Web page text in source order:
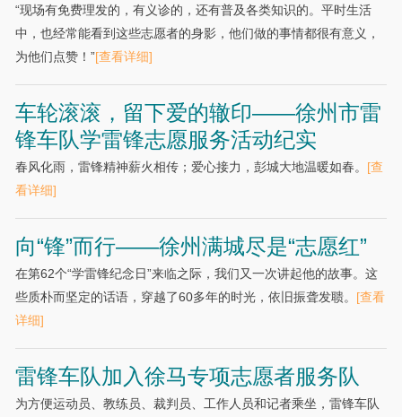
“现场有免费理发的，有义诊的，还有普及各类知识的。平时生活
中，也经常能看到这些志愿者的身影，他们做的事情都很有意义，
为他们点赞！”[查看详细]
车轮滚滚，留下爱的辙印——徐州市雷
锋车队学雷锋志愿服务活动纪实
春风化雨，雷锋精神薪火相传；爱心接力，彭城大地温暖如春。 [查
看详细]
向“锋”而行——徐州满城尽是“志愿红”
在第62个“学雷锋纪念日”来临之际，我们又一次讲起他的故事。这
些质朴而坚定的话语，穿越了60多年的时光，依旧振聋发聩。 [查看
详细]
雷锋车队加入徐马专项志愿者服务队
为方便运动员、教练员、裁判员、工作人员和记者乘坐，雷锋车队